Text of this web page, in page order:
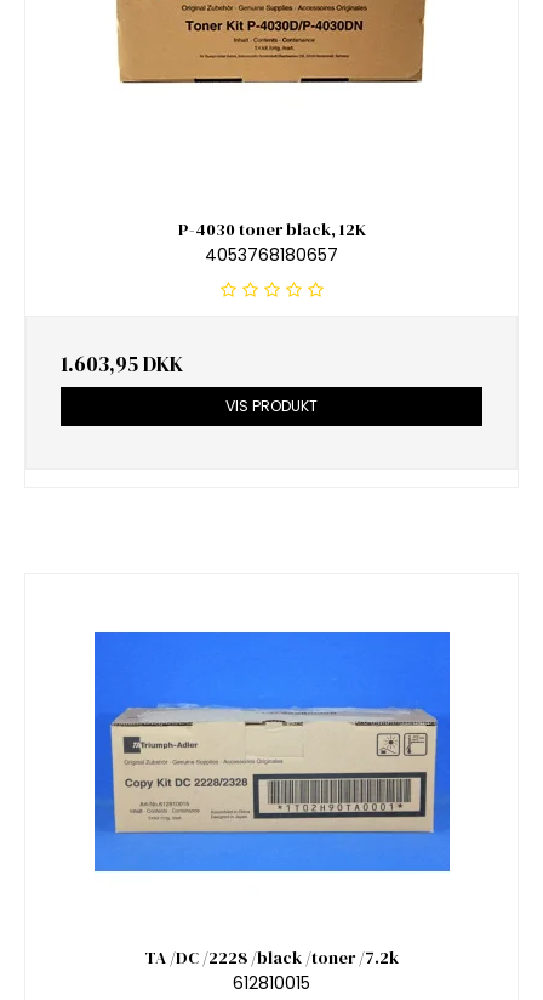
P-4030 toner black, 12K
4053768180657
1.603,95 DKK
VIS PRODUKT
TA /DC /2228 /black /toner /7.2k
612810015